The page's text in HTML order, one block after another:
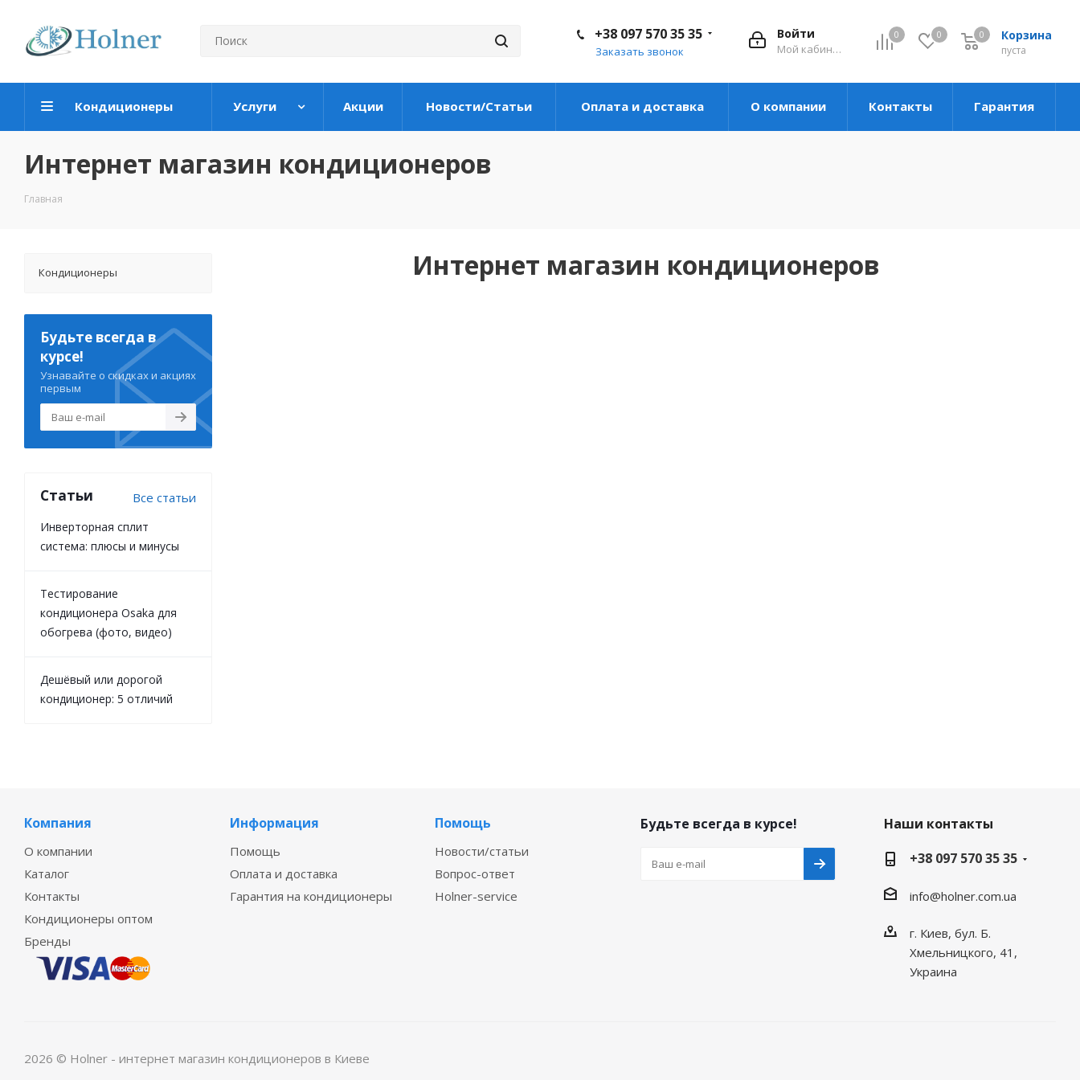
0 0 Корзина
пуста
0
Войти
Мой кабинет
+38 097 570 35 35
Заказать звонок
Кондиционеры Услуги Акции Новости/Статьи Оплата и доставка О компании Контакты Гарантия
Интернет магазин кондиционеров
Главная
Интернет магазин кондиционеров
Кондиционеры
Будьте всегда в
курсе!
Узнавайте о скидках и акциях
первым
Статьи Все статьи
Инверторная сплит
система: плюсы и минусы
Тестирование
кондиционера Osaka для
обогрева (фото, видео)
Дешёвый или дорогой
кондиционер: 5 отличий
Компания
О компании
Каталог
Контакты
Кондиционеры оптом
Бренды
Информация
Помощь
Оплата и доставка
Гарантия на кондиционеры
Помощь
Новости/статьи
Вопрос-ответ
Holner-service
Будьте всегда в курсе!
Наши контакты
+38 097 570 35 35
info@holner.com.ua
г. Киев, бул. Б.
Хмельницкого, 41,
Украина
2026 © Holner - интернет магазин кондиционеров в Киеве